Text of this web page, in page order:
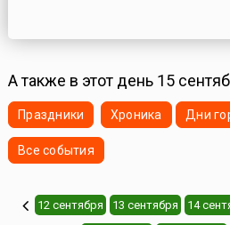
А также в этот день 15
Праздники Хроника Дни
Все события
12 сентября 13 сентября 14